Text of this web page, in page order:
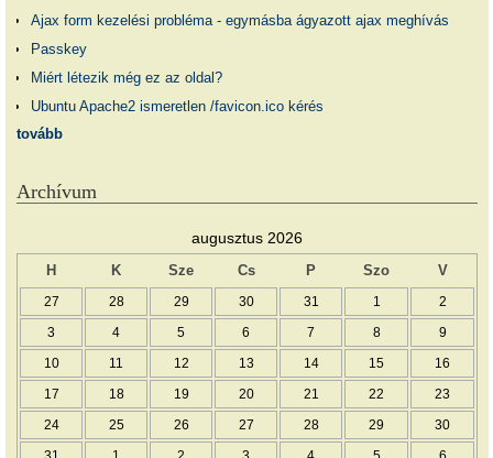
Ajax form kezelési probléma - egymásba ágyazott ajax meghívás
Passkey
Miért létezik még ez az oldal?
Ubuntu Apache2 ismeretlen /favicon.ico kérés
tovább
Archívum
augusztus 2026
H K Sze Cs P Szo V
27 28 29 30 31 1 2
3 4 5 6 7 8 9
10 11 12 13 14 15 16
17 18 19 20 21 22 23
24 25 26 27 28 29 30